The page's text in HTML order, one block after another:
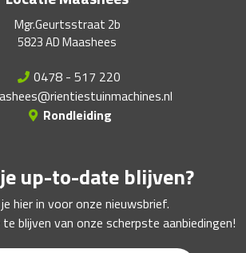
Mgr.Geurtsstraat 2b
5823 AD Maashees
0478 - 517 220
Rondleiding
up-to-date blijven?
hier in voor onze nieuwsbrief.
blijven van onze scherpste aanbiedingen!